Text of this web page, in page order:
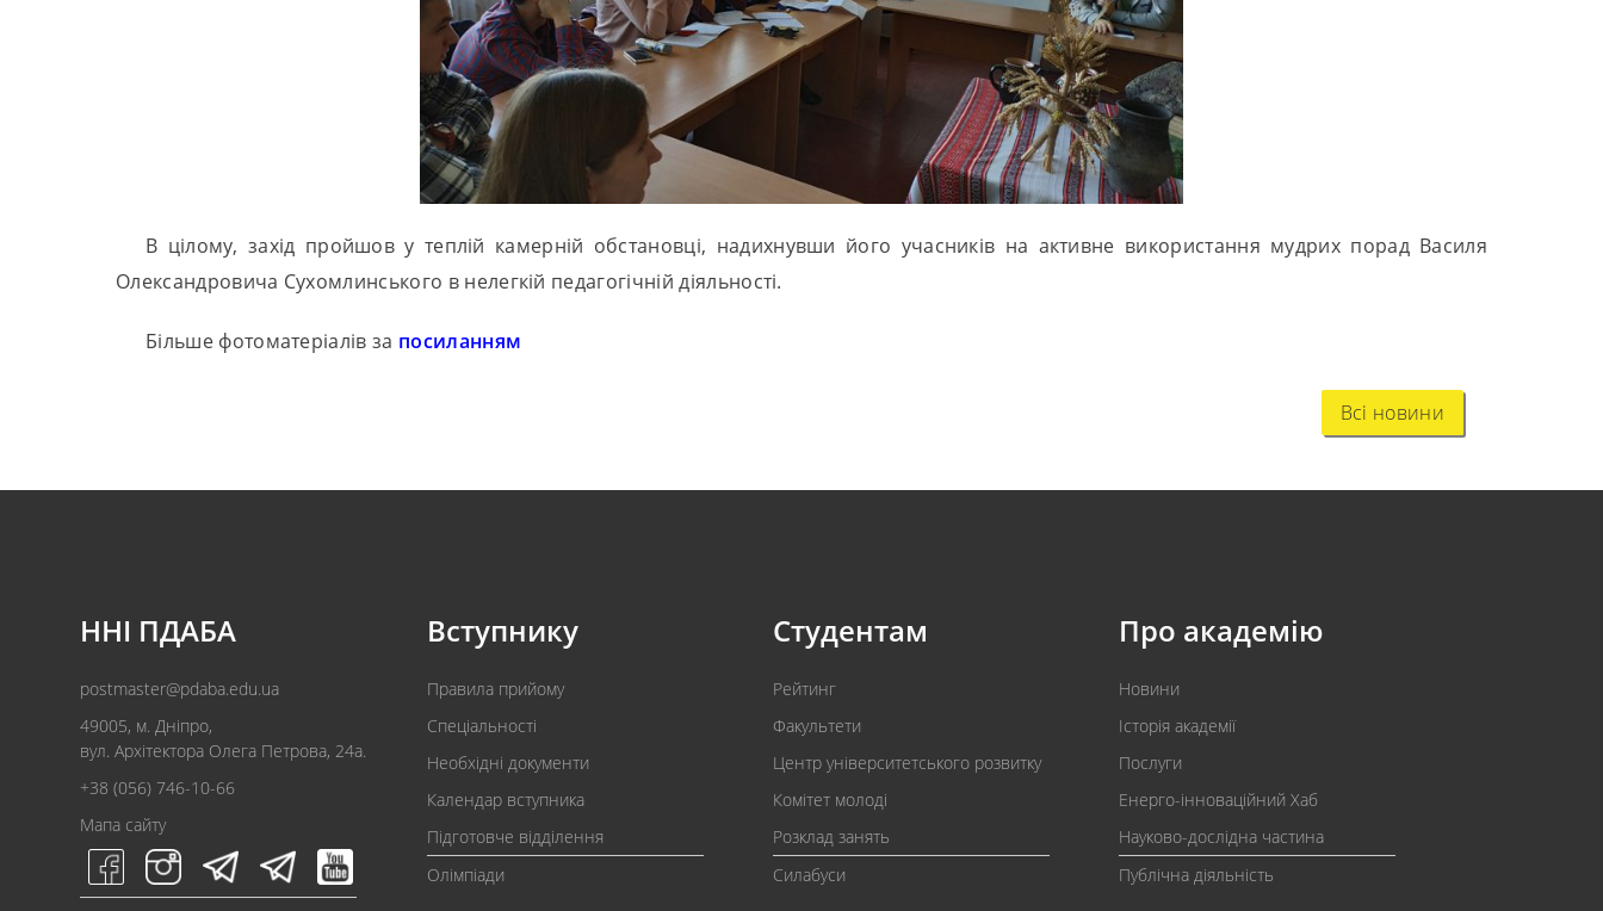
В цілому, захід пройшов у теплій камерній обстановці, надихнувши його учасників на активне використання мудрих порад Василя
Олександровича Сухомлинського в нелегкій педагогічній діяльності.
Більше фотоматеріалів за посиланням
Всі новини
ННІ ПДАБА
postmaster@pdaba.edu.ua
49005, м. Дніпро,
вул. Архітектора Олега Петрова, 24а.
+38 (056) 746-10-66
Мапа сайту
Вступнику
Правила прийому
Спеціальності
Необхідні документи
Календар вступника
Підготовче відділення
Олімпіади
Студентам
Рейтинг
Факультети
Центр університетського розвитку
Комітет молоді
Розклад занять
Силабуси
Про академію
Новини
Історія академії
Послуги
Енерго-інноваційний Хаб
Науково-дослідна частина
Публічна діяльність